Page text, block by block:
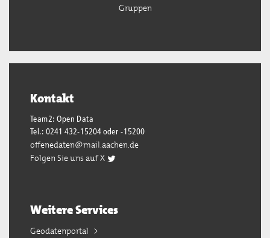
Gruppen
Kontakt
Team2: Open Data
Tel.: 0241 432-15204 oder -15200
offenedaten@mail.aachen.de
Folgen Sie uns auf X
Weitere Services
Geodatenportal